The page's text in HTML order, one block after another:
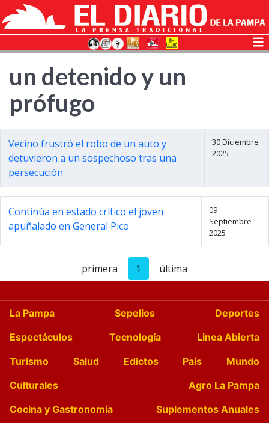
un detenido y un
prófugo
Vecino frustró el robo de un auto y
detuvieron a un sospechoso tras una
persecución
30 Diciembre
2025
Continúa en estado crítico el joven
apuñalado en General Pico
09
Septiembre
2025
primera 1 última
La Pampa Sepelios
Deportes
Espectáculos
Tecnología
Linea Abierta
Turismo
Salud Edictos País
Mundo
Culturales
Agro La Pampa
Cocina y Gastronomía
Suplementos Anuales